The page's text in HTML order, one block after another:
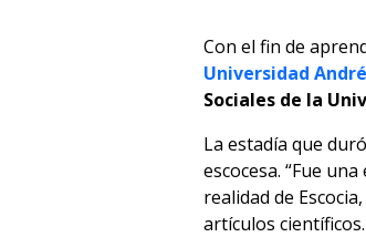
Con el fin de
Universidad
Sociales de la
La estadía que
escocesa. “Fue
realidad de
artículos